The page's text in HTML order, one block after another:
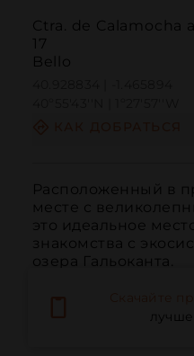
Ctra. de Calamocha
17
Bello
Расположенный в
месте с
это идеальное
знакомства с
озера Гальоканта.